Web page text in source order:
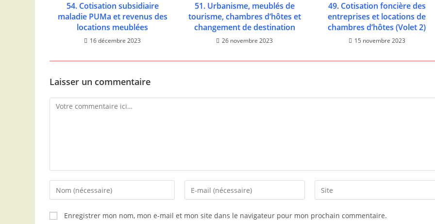
54. Cotisation subsidiaire
maladie PUMa et revenus des
locations meublées
16 décembre 2023
51. Urbanisme, meublés de
tourisme, chambres d’hôtes et
changement de destination
26 novembre 2023
49. Cotisation foncière des
entreprises et locations de
chambres d’hôtes (Volet 2)
15 novembre 2023
Laisser un commentaire
Enregistrer mon nom, mon e-mail et mon site dans le navigateur pour mon prochain commentaire.